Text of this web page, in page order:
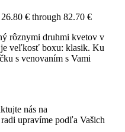
€ through 82.70 €
rôznymi druhmi kvetov v
veľkosť boxu: klasik. Ku
s venovaním s Vami
nás na
upravíme podľa Vašich